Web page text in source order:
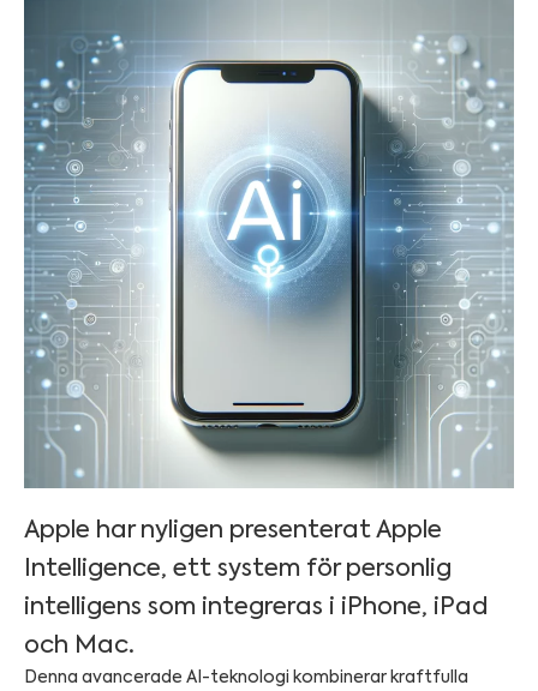
Apple har nyligen presenterat Apple
Intelligence, ett system för personlig
intelligens som integreras i iPhone, iPad
och Mac.
Denna avancerade AI-teknologi kombinerar kraftfulla